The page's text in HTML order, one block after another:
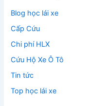
Blog học lái xe
Cấp Cứu
Chi phí HLX
Cứu Hộ Xe Ô Tô
Tin tức
Top học lái xe